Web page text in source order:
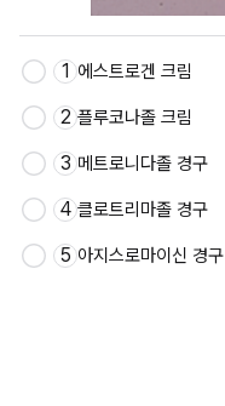
1 에스트로겐 크림
2 플루코나졸 크림
3 메트로니다졸 경구
4 클로트리마졸 경구
5 아지스로마이신 경구